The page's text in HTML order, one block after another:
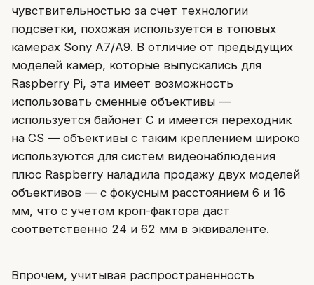
чувствительностью за счет технологии
подсветки, похожая используется в топовых
камерах Sony A7/A9. В отличие от предыдущих
моделей камер, которые выпускались для
Raspberry Pi, эта имеет возможность
использовать сменные объективы —
используется байонет C и имеется переходник
на CS — объективы с таким креплением широко
используются для систем видеонаблюдения
плюс Raspberry наладила продажу двух моделей
объективов — с фокусным расстоянием 6 и 16
мм, что c учетом кроп-фактора даст
соответственно 24 и 62 мм в эквиваленте.
Впрочем, учитывая распространенность